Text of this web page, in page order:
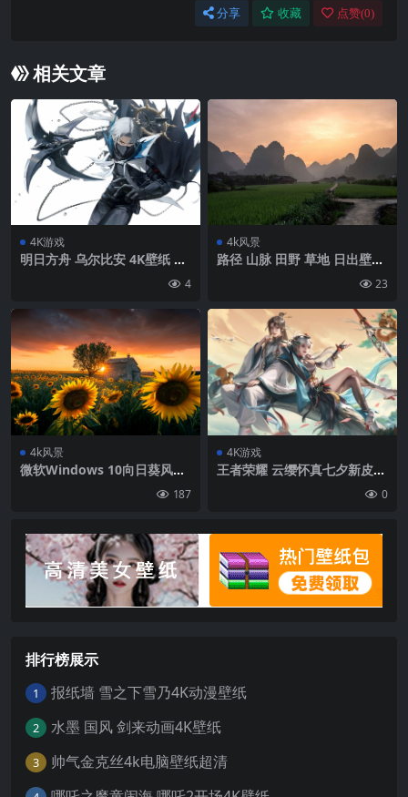
分享 收藏 点赞(0)
相关文章
4K游戏
明日方舟 乌尔比安 4K壁纸 38
4
4k风景
路径 山脉 田野 草地 日出壁纸
23
4k风景
微软Windows 10向日葵风景
187
4K游戏
王者荣耀 云缨怀真七夕新皮肤
0
排行榜展示
1 报纸墙 雪之下雪乃4K动漫壁纸
2 水墨 国风 剑来动画4K壁纸
3 帅气金克丝4k电脑壁纸超清